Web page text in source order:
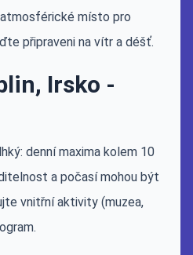
místo pro
připraveni na vítr a déšť.
Irsko -
denní maxima kolem 10
a počasí mohou být
vnitřní aktivity (muzea,